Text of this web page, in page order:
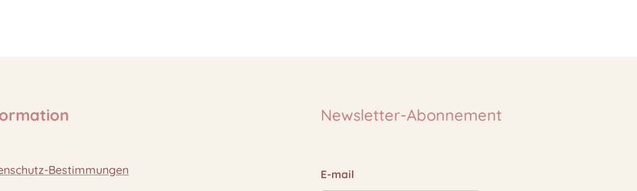
Bestimmungen
Newsletter-Abonnement
E-mail